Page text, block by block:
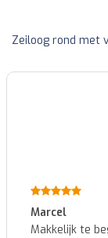
Zeiloog rond met
Marcel
Makkelijk te